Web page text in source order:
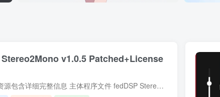
v1.0.5 Patched+License
简介 一、资源包含详细完整信息 主体程序文件 fedDSP Stereo2Mono v1.0.5 macOS 原生安装包，完整官方原版程序本体，无功能删减 插件格式完整包：AU、VST3 双音频插件标准文件，适配 Mac 主流宿...